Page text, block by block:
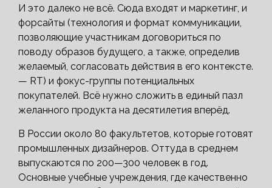
И это далеко не всё. Сюда входят и маркетинг, и
форсайты (технология и формат коммуникации,
позволяющие участникам договориться по
поводу образов будущего, а также, определив
желаемый, согласовать действия в его контексте.
— RT) и фокус-группы потенциальных
покупателей. Всё нужно сложить в единый пазл
желанного продукта на десятилетия вперёд.
В России около 80 факультетов, которые готовят
промышленных дизайнеров. Оттуда в среднем
выпускаются по 200—300 человек в год.
Основные учебные учреждения, где качественно